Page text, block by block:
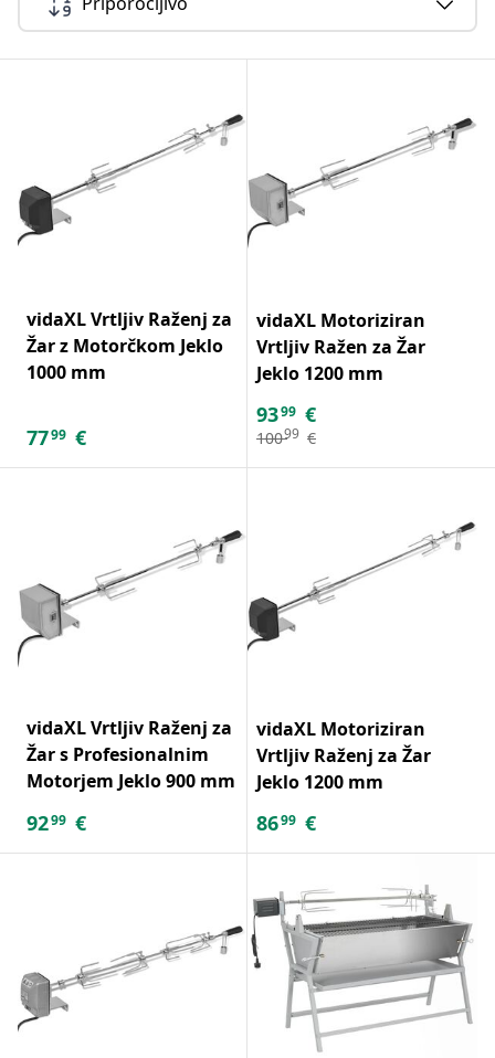
vidaXL Vrtljiv Raženj za
Žar z Motorčkom Jeklo
1000 mm
7799 €
vidaXL Motoriziran
Vrtljiv Ražen za Žar
Jeklo 1200 mm
9399 €
10099 €
vidaXL Vrtljiv Raženj za
Žar s Profesionalnim
Motorjem Jeklo 900 mm
9299 €
vidaXL Motoriziran
Vrtljiv Raženj za Žar
Jeklo 1200 mm
8699 €